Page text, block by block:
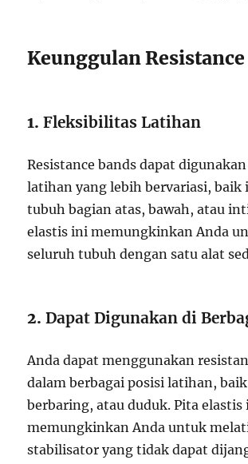
Keunggulan Resistance
1.Fleksibilitas Latihan
Resistance bands dapat
latihan yang lebih bervariasi,
tubuh bagian atas, bawah, atau
elastis ini memungkinkan Anda
seluruh tubuh dengan satu alat
2.Dapat Digunakan di
Anda dapat menggunakan
dalam berbagai posisi latihan,
berbaring, atau duduk. Pita elastis
memungkinkan Anda untuk
stabilisator yang tidak dapat